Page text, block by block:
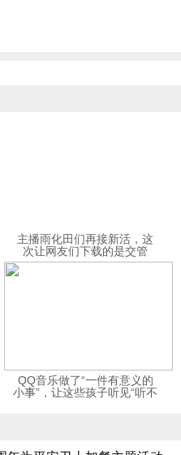
主播雨化田们再接新活，这
次让网友们下载的是交管
12123APP
QQ音乐做了“一件有意义的
小事”，让这些孩子听见“听不